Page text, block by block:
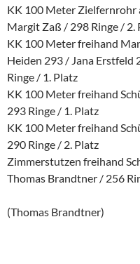
KK 100 Meter Zielfernrohr
Margit Zaß / 298 Ringe / 2.
KK 100 Meter freihand
Heiden 293 / Jana Erstfeld
Ringe / 1. Platz
KK 100 Meter freihand
293 Ringe / 1. Platz
KK 100 Meter freihand
290 Ringe / 2. Platz
Zimmerstutzen freihand
Thomas Brandtner / 256
(Thomas Brandtner)